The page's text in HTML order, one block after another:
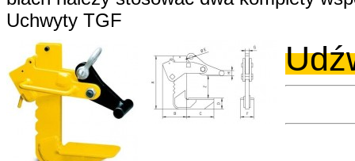
Uchwyty TGF